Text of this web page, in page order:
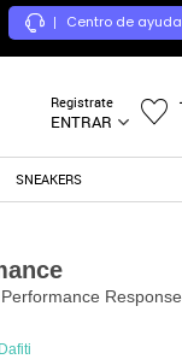
| Centro de ayuda
Registrate
ENTRAR
SNEAKERS
Response
Dafiti